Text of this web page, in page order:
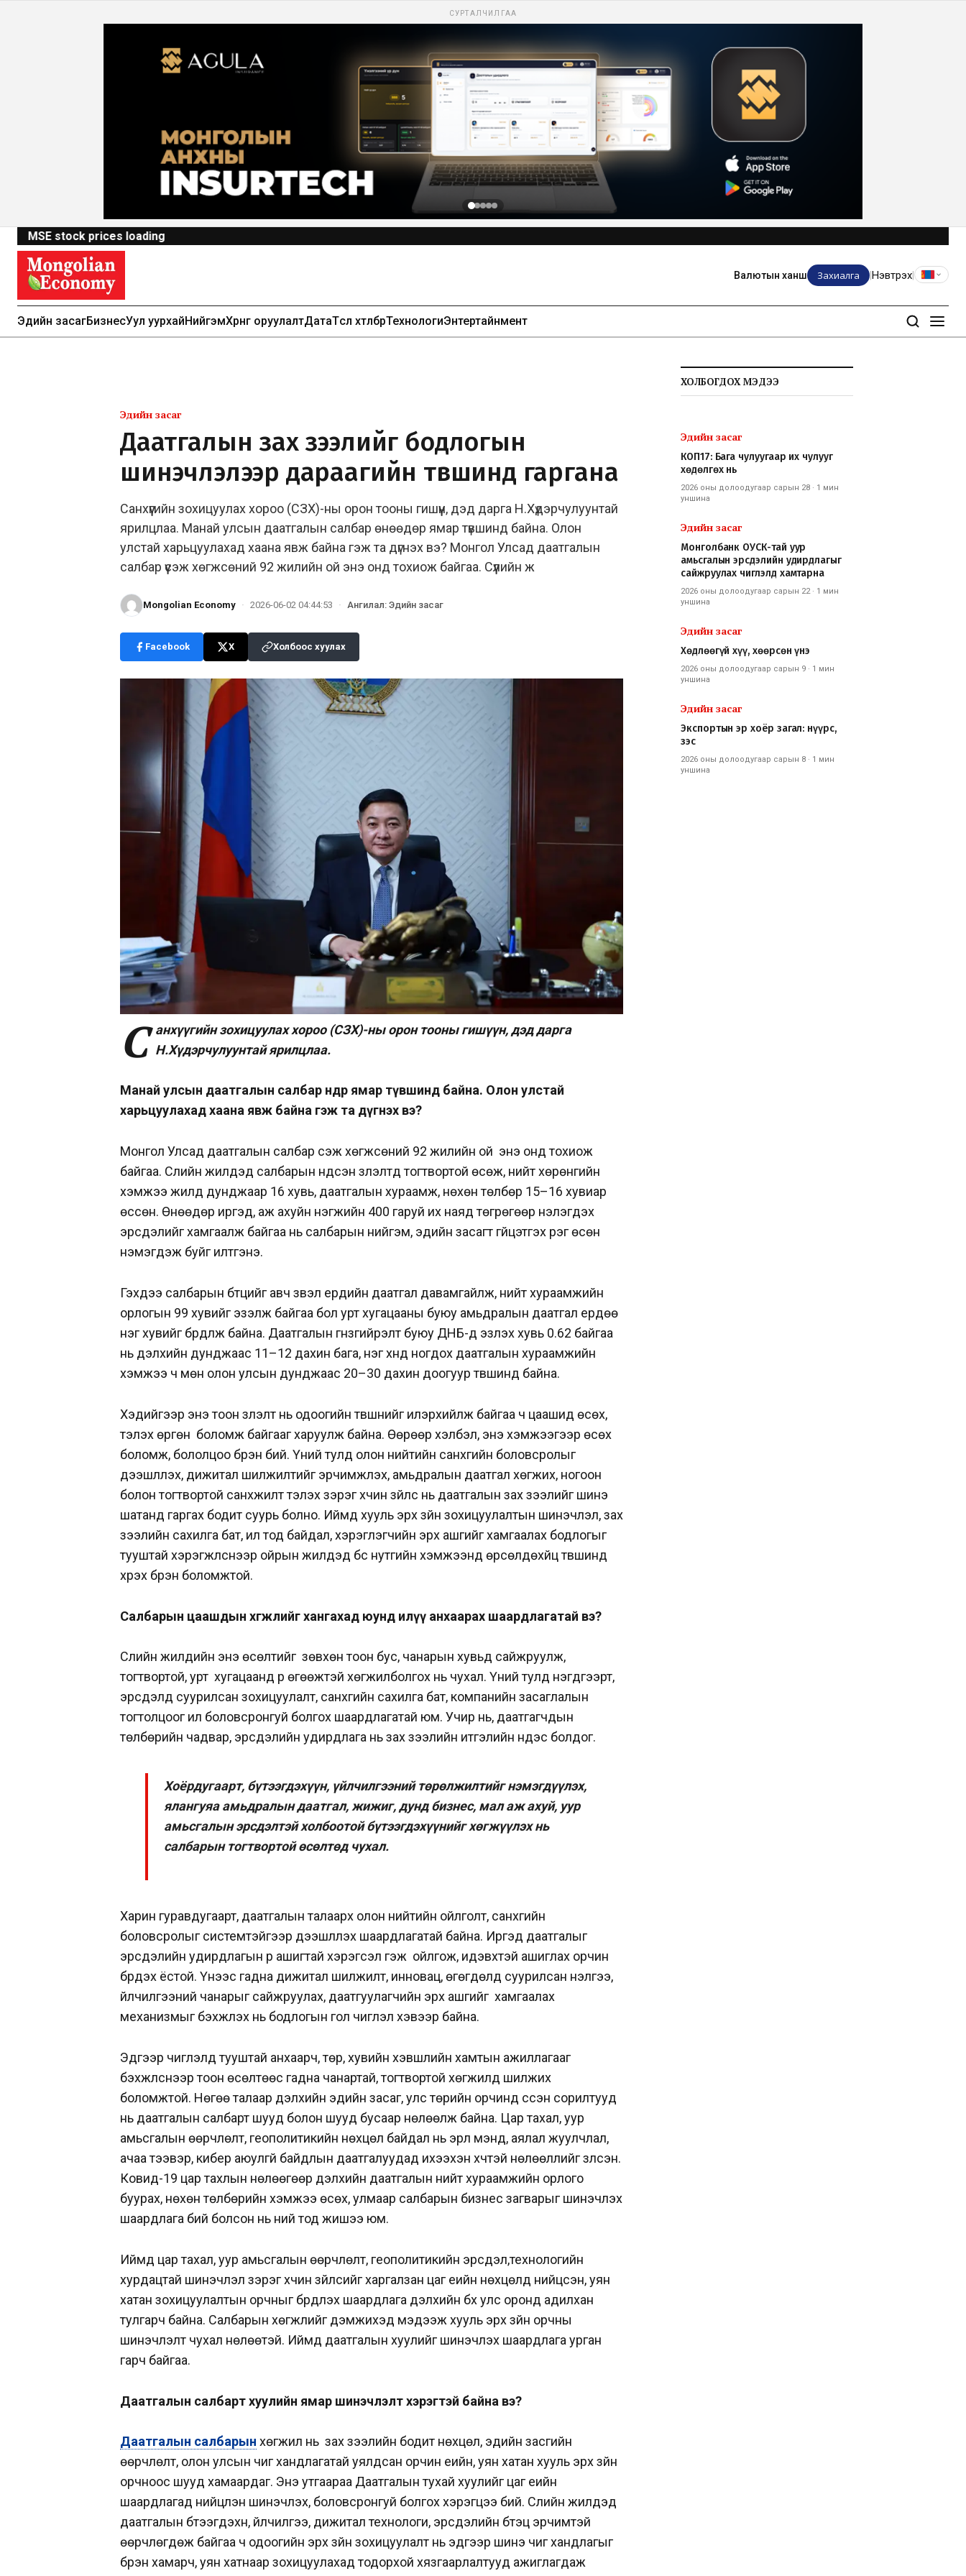
СУРТАЛЧИЛГАА
MSE stock prices loading
Валютын ханш Захиалга Нэвтрэх
Эдийн засагБизнесУул уурхайНийгэмХөрөнгө оруулалтДатаТөсөл хөтөлбөрТехнологиЭнтертайнмент
Эдийн засаг
Даатгалын зах зээлийг бодлогын
шинэчлэлээр дараагийн түвшинд гаргана
Санхүүгийн зохицуулах хороо (СЗХ)-ны орон тооны гишүүн, дэд дарга Н.Хүдэрчулуунтай
ярилцлаа. Манай улсын даатгалын салбар өнөөдөр ямар түвшинд байна. Олон
улстай харьцуулахад хаана явж байна гэж та дүгнэх вэ? Монгол Улсад даатгалын
салбар үүсэж хөгжсөний 92 жилийн ой энэ онд тохиож байгаа. Сүүлийн ж
Mongolian Economy · 2026-06-02 04:44:53 · Ангилал: Эдийн засаг
Facebook X Холбоос хуулах
С анхүүгийн зохицуулах хороо (СЗХ)-ны орон тооны гишүүн, дэд дарга
Н.Хүдэрчулуунтай ярилцлаа.
Манай улсын даатгалын салбар өнөөдөр ямар түвшинд байна. Олон улстай
харьцуулахад хаана явж байна гэж та дүгнэх вэ?
Монгол Улсад даатгалын салбар үүсэж хөгжсөний 92 жилийн ой энэ онд тохиож
байгаа. Сүүлийн жилүүдэд салбарын үндсэн үзүүлэлтүүд тогтвортой өсөж, нийт хөрөнгийн
хэмжээ жилд дунджаар 16 хувь, даатгалын хураамж, нөхөн төлбөр 15–16 хувиар
өссөн. Өнөөдөр иргэд, аж ахуйн нэгжийн 400 гаруй их наяд төгрөгөөр үнэлэгдэх
эрсдэлийг хамгаалж байгаа нь салбарын нийгэм, эдийн засагт гүйцэтгэх үүрэг өсөн
нэмэгдэж буйг илтгэнэ.
Гэхдээ салбарын бүтцийг авч үзвэл ердийн даатгал давамгайлж, нийт хураамжийн
орлогын 99 хувийг эзэлж байгаа бол урт хугацааны буюу амьдралын даатгал ердөө
нэг хувийг бүрдүүлж байна. Даатгалын гүнзгийрэлт буюу ДНБ-д эзлэх хувь 0.62 байгаа
нь дэлхийн дунджаас 11–12 дахин бага, нэг хүнд ногдох даатгалын хураамжийн
хэмжээ ч мөн олон улсын дунджаас 20–30 дахин доогуур түвшинд байна.
Хэдийгээр энэ тоон үзүүлэлт нь одоогийн түвшнийг илэрхийлж байгаа ч цаашид өсөх,
тэлэх өргөн боломж байгааг харуулж байна. Өөрөөр хэлбэл, энэ хэмжээгээр өсөх
боломж, бололцоо бүрэн бий. Үүний тулд олон нийтийн санхүүгийн боловсролыг
дээшлүүлэх, дижитал шилжилтийг эрчимжүүлэх, амьдралын даатгал хөгжих, ногоон
болон тогтвортой санхүүжилт тэлэх зэрэг хүчин зүйлс нь даатгалын зах зээлийг шинэ
шатанд гаргах бодит суурь болно. Иймд хууль эрх зүйн зохицуулалтын шинэчлэл, зах
зээлийн сахилга бат, ил тод байдал, хэрэглэгчийн эрх ашгийг хамгаалах бодлогыг
тууштай хэрэгжүүлснээр ойрын жилүүдэд бүс нутгийн хэмжээнд өрсөлдөхүйц түвшинд
хүрэх бүрэн боломжтой.
Салбарын цаашдын хөгжлийг хангахад юунд илүү анхаарах шаардлагатай вэ?
Сүүлийн жилүүдийн энэ өсөлтийг зөвхөн тоон бус, чанарын хувьд сайжруулж,
тогтвортой, урт хугацаанд үр өгөөжтэй хөгжилболгох нь чухал. Үүний тулд нэгдүгээрт,
эрсдэлд суурилсан зохицуулалт, санхүүгийн сахилга бат, компанийн засаглалын
тогтолцоог илүү боловсронгуй болгох шаардлагатай юм. Учир нь, даатгагчдын
төлбөрийн чадвар, эрсдэлийн удирдлага нь зах зээлийн итгэлийн үндэс болдог.
Хоёрдугаарт, бүтээгдэхүүн, үйлчилгээний төрөлжилтийг нэмэгдүүлэх,
ялангуяа амьдралын даатгал, жижиг, дунд бизнес, мал аж ахуй, уур
амьсгалын эрсдэлтэй холбоотой бүтээгдэхүүнийг хөгжүүлэх нь
салбарын тогтвортой өсөлтөд чухал.
Харин гуравдугаарт, даатгалын талаарх олон нийтийн ойлголт, санхүүгийн
боловсролыг системтэйгээр дээшлүүлэх шаардлагатай байна. Иргэд даатгалыг
эрсдэлийн удирдлагын үр ашигтай хэрэгсэл гэж ойлгож, идэвхтэй ашиглах орчин
бүрдэх ёстой. Үүнээс гадна дижитал шилжилт, инновац, өгөгдөлд суурилсан үнэлгээ,
үйлчилгээний чанарыг сайжруулах, даатгуулагчийн эрх ашгийг хамгаалах
механизмыг бэхжүүлэх нь бодлогын гол чиглэл хэвээр байна.
Эдгээр чиглэлд тууштай анхаарч, төр, хувийн хэвшлийн хамтын ажиллагааг
бэхжүүлснээр тоон өсөлтөөс гадна чанартай, тогтвортой хөгжилд шилжих
боломжтой. Нөгөө талаар дэлхийн эдийн засаг, улс төрийн орчинд үүссэн сорилтууд
нь даатгалын салбарт шууд болон шууд бусаар нөлөөлж байна. Цар тахал, уур
амьсгалын өөрчлөлт, геополитикийн нөхцөл байдал нь эрүүл мэнд, аялал жуулчлал,
ачаа тээвэр, кибер аюулгүй байдлын даатгалуудад ихээхэн хүчтэй нөлөөллийг үзүүлсэн.
Ковид-19 цар тахлын нөлөөгөөр дэлхийн даатгалын нийт хураамжийн орлого
буурах, нөхөн төлбөрийн хэмжээ өсөх, улмаар салбарын бизнес загварыг шинэчлэх
шаардлага бий болсон нь үүний тод жишээ юм.
Иймд цар тахал, уур амьсгалын өөрчлөлт, геополитикийн эрсдэл,технологийн
хурдацтай шинэчлэл зэрэг хүчин зүйлсийг харгалзан цаг үеийн нөхцөлд нийцсэн, уян
хатан зохицуулалтын орчныг бүрдүүлэх шаардлага дэлхийн бүх улс оронд адилхан
тулгарч байна. Салбарын хөгжлийг дэмжихэд мэдээж хууль эрх зүйн орчны
шинэчлэлт чухал нөлөөтэй. Иймд даатгалын хуулийг шинэчлэх шаардлага урган
гарч байгаа.
Даатгалын салбарт хуулийн ямар шинэчлэлт хэрэгтэй байна вэ?
Даатгалын салбарын хөгжил нь зах зээлийн бодит нөхцөл, эдийн засгийн
өөрчлөлт, олон улсын чиг хандлагатай уялдсан орчин үеийн, уян хатан хууль эрх зүйн
орчноос шууд хамаардаг. Энэ утгаараа Даатгалын тухай хуулийг цаг үеийн
шаардлагад нийцүүлэн шинэчлэх, боловсронгуй болгох хэрэгцээ бий. Сүүлийн жилүүдэд
даатгалын бүтээгдэхүүн, үйлчилгээ, дижитал технологи, эрсдэлийн бүтэц эрчимтэй
өөрчлөгдөж байгаа ч одоогийн эрх зүйн зохицуулалт нь эдгээр шинэ чиг хандлагыг
бүрэн хамарч, уян хатнаар зохицуулахад тодорхой хязгаарлалтууд ажиглагдаж
ХОЛБОГДОХ МЭДЭЭ
Эдийн засаг
КОП17: Бага чулуугаар их чулууг
хөдөлгөх нь
2026 оны долоодугаар сарын 28 · 1 мин
уншина
Эдийн засаг
Монголбанк ОУСК-тай уур
амьсгалын эрсдэлийн удирдлагыг
сайжруулах чиглэлд хамтарна
2026 оны долоодугаар сарын 22· 1 мин
уншина
Эдийн засаг
Хөдлөөгүй хүү, хөөрсөн үнэ
2026 оны долоодугаар сарын 9 · 1 мин
уншина
Эдийн засаг
Экспортын эр хоёр загал: нүүрс,
зэс
2026 оны долоодугаар сарын 8 · 1 мин
уншина